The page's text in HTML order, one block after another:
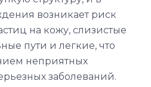
возникает риск
на кожу, слизистые
пути и легкие, что
неприятных
заболеваний.